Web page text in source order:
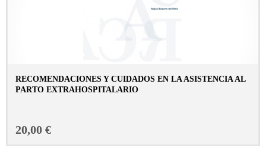
RECOMENDACIONES Y CUIDADOS EN LA ASISTENCIA AL
PARTO EXTRAHOSPITALARIO
20,00 €